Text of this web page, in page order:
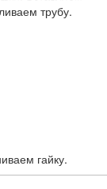
трубу.
гайку.